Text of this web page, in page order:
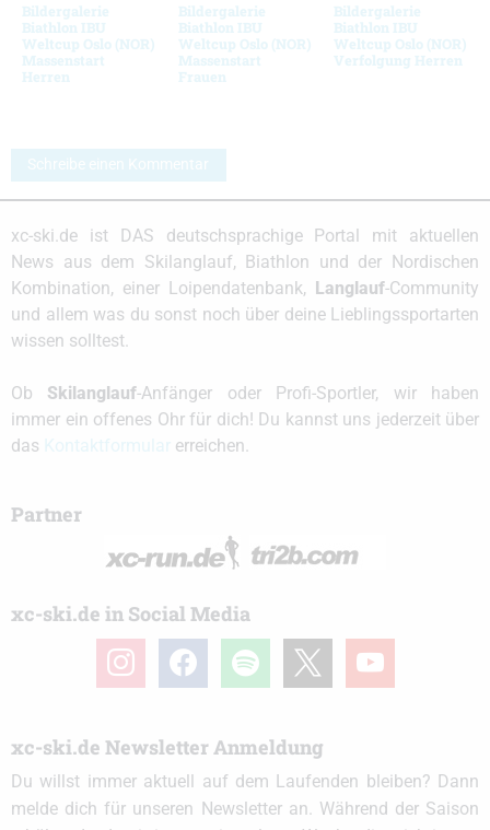
Bildergalerie
Biathlon IBU
Weltcup Oslo (NOR)
Massenstart
Herren
Bildergalerie
Biathlon IBU
Weltcup Oslo (NOR)
Massenstart
Frauen
Bildergalerie
Biathlon IBU
Weltcup Oslo (NOR)
Verfolgung Herren
Schreibe einen Kommentar
xc-ski.de ist DAS deutschsprachige Portal mit aktuellen
News aus dem Skilanglauf, Biathlon und der Nordischen
Kombination, einer Loipendatenbank,
Langlauf-Community
und allem was du sonst noch über deine Lieblingssportarten
wissen solltest.
Ob Skilanglauf-Anfänger oder Profi-Sportler, wir haben
immer ein offenes Ohr für dich! Du kannst uns jederzeit über
das
erreichen.
Partner
xc-ski.de in Social Media
instagramfacebook spotify youtube
xc-ski.de Newsletter Anmeldung
Du willst immer aktuell auf dem Laufenden bleiben? Dann
melde dich für unseren Newsletter an. Während der Saison